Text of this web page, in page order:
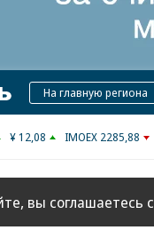
КоммерсантъНа главную региона
¥ 12,08 IMOEX 2285,88
вы соглашаетесь с